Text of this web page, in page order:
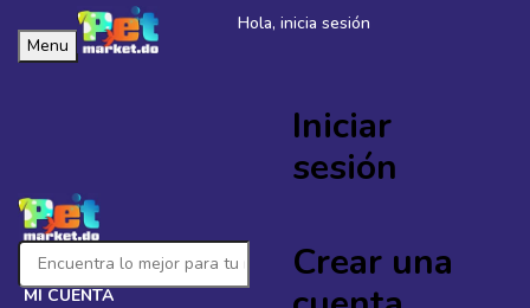
‹ 🐶 Seguro Medico para tu Perro ·Protege su salud y tu bolsillo ·
Ver planes
Menu
Hola, inicia sesión
Iniciar
sesión
Crear una
MI CUENTA